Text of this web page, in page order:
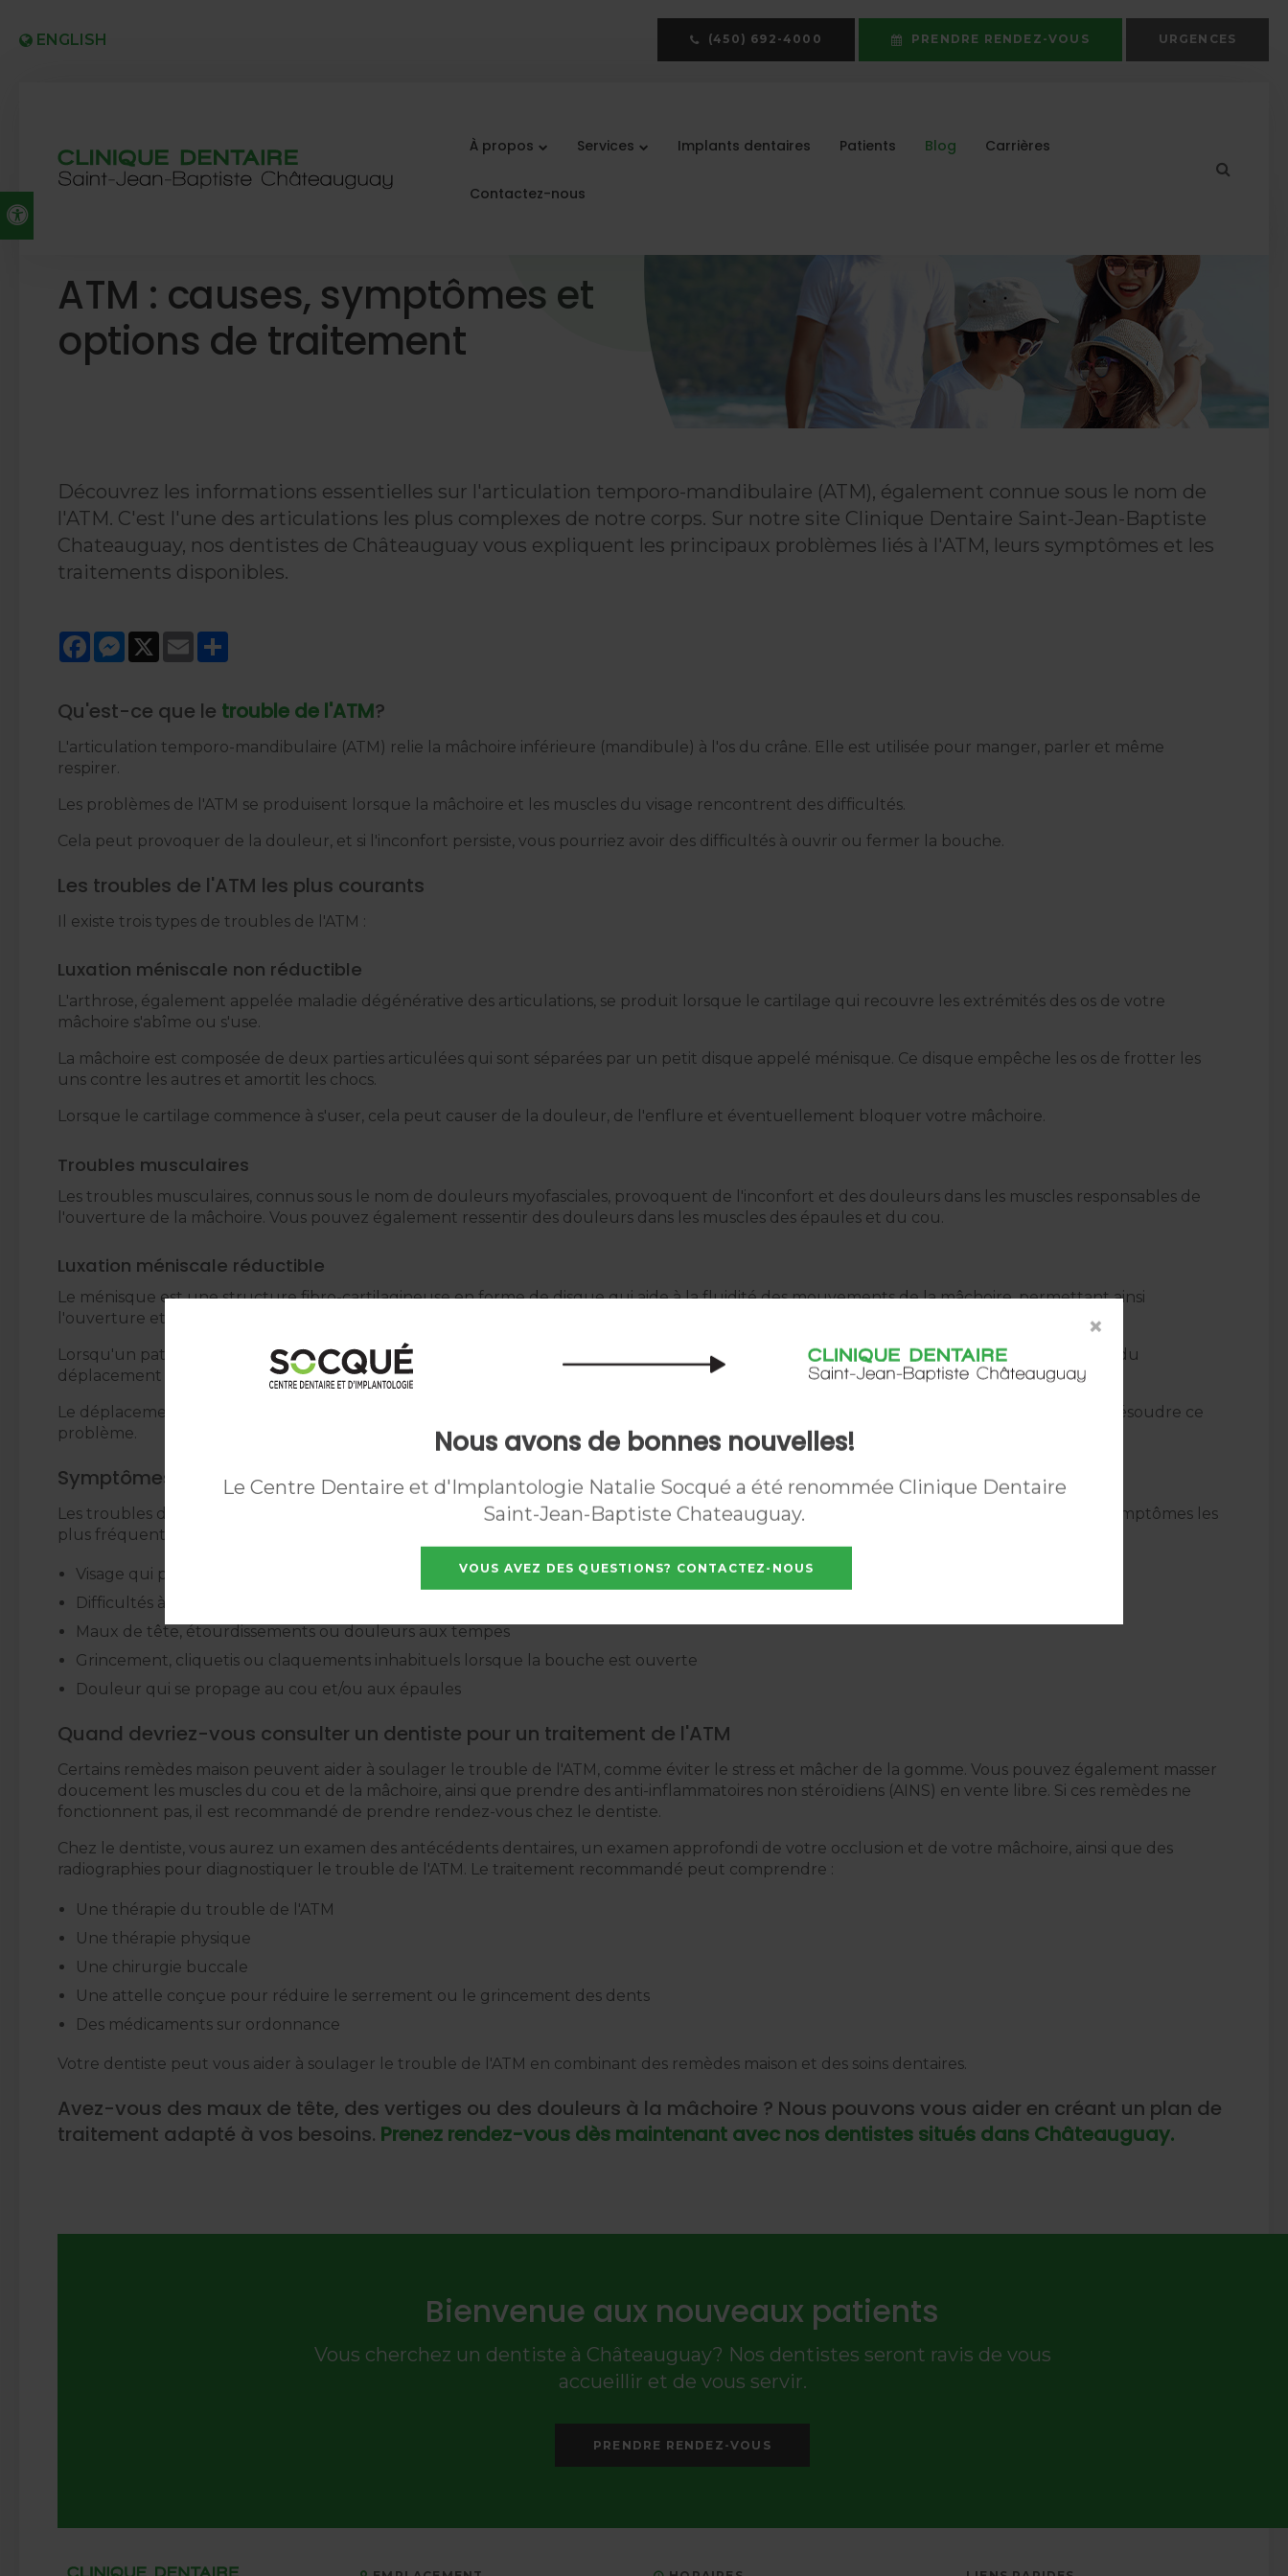
Version accessible
ENGLISH (450) 692-4000 PRENDRE RENDEZ-VOUS URGENCES
À propos Services Implants dentaires Patients Blog Carrières
Contactez-nous
ATM : causes, symptômes et
options de traitement
Découvrez les informations essentielles sur l'articulation temporo-mandibulaire (ATM), également connue sous le nom de
l'ATM. C'est l'une des articulations les plus complexes de notre corps. Sur notre site Clinique Dentaire Saint-Jean-Baptiste
Chateauguay, nos dentistes de Châteauguay vous expliquent les principaux problèmes liés à l'ATM, leurs symptômes et les
traitements disponibles.
FacebookMessenger
X Email
Qu'est-ce que le trouble de l'ATM?
L'articulation temporo-mandibulaire (ATM) relie la mâchoire inférieure (mandibule) à l'os du crâne. Elle est utilisée pour manger, parler et même
respirer.
Les problèmes de l'ATM se produisent lorsque la mâchoire et les muscles du visage rencontrent des difficultés.
Cela peut provoquer de la douleur, et si l'inconfort persiste, vous pourriez avoir des difficultés à ouvrir ou fermer la bouche.
Les troubles de l'ATM les plus courants
Il existe trois types de troubles de l'ATM :
Luxation méniscale non réductible
L'arthrose, également appelée maladie dégénérative des articulations, se produit lorsque le cartilage qui recouvre les extrémités des os de votre
mâchoire s'abîme ou s'use.
La mâchoire est composée de deux parties articulées qui sont séparées par un petit disque appelé ménisque. Ce disque empêche les os de frotter les
uns contre les autres et amortit les chocs.
Lorsque le cartilage commence à s'user, cela peut causer de la douleur, de l'enflure et éventuellement bloquer votre mâchoire.
Troubles musculaires
Les troubles musculaires, connus sous le nom de douleurs myofasciales, provoquent de l'inconfort et des douleurs dans les muscles responsables de
l'ouverture de la mâchoire. Vous pouvez également ressentir des douleurs dans les muscles des épaules et du cou.
Luxation méniscale réductible
Le ménisque est une structure fibro-cartilagineuse en forme de disque qui aide à la fluidité des mouvements de la mâchoire, permettant ainsi
l'ouverture et la fermeture de la bouche. Il joue également un rôle crucial en amortissant les chocs pendant les mouvements.
Lorsqu'un patient présente une luxation méniscale réductible, cela perturbe ou déséquilibre le fonctionnement de la mâchoire en raison du
déplacement du ménisque ou d'une blessure osseuse.
Le déplacement du ménisque peut causer des dommages graves. Malheureusement, il n'existe pas encore de solution chirurgicale pour résoudre ce
problème.
Symptômes du trouble de l'ATM
Les troubles de l'ATM provoquent des douleurs au niveau de la mâchoire, du visage et des zones avoisinantes, y compris l'oreille. Voici les symptômes les
plus fréquents :
Visage qui présente des ecchymoses ou qui est enflé
Difficultés à ouvrir, fermer ou serrer la mâchoire
Maux de tête, étourdissements ou douleurs aux tempes
Grincement, cliquetis ou claquements inhabituels lorsque la bouche est ouverte
Douleur qui se propage au cou et/ou aux épaules
Quand devriez-vous consulter un dentiste pour un traitement de l'ATM
Certains remèdes maison peuvent aider à soulager le trouble de l'ATM, comme éviter le stress et mâcher de la gomme. Vous pouvez également masser
doucement les muscles du cou et de la mâchoire, ainsi que prendre des anti-inflammatoires non stéroïdiens (AINS) en vente libre. Si ces remèdes ne
fonctionnent pas, il est recommandé de prendre rendez-vous chez le dentiste.
Chez le dentiste, vous aurez un examen des antécédents dentaires, un examen approfondi de votre occlusion et de votre mâchoire, ainsi que des
radiographies pour diagnostiquer le trouble de l'ATM. Le traitement recommandé peut comprendre :
Une thérapie du trouble de l'ATM
Une thérapie physique
Une chirurgie buccale
Une attelle conçue pour réduire le serrement ou le grincement des dents
Des médicaments sur ordonnance
Votre dentiste peut vous aider à soulager le trouble de l'ATM en combinant des remèdes maison et des soins dentaires.
Avez-vous des maux de tête, des vertiges ou des douleurs à la mâchoire ? Nous pouvons vous aider en créant un plan de
traitement adapté à vos besoins. Prenez rendez-vous dès maintenant avec nos dentistes situés dans Châteauguay.
Bienvenue aux nouveaux patients
Vous cherchez un dentiste à Châteauguay? Nos dentistes seront ravis de vous
accueillir et de vous servir.
PRENDRE RENDEZ-VOUS
×
Nous avons de bonnes nouvelles!
Le Centre Dentaire et d'Implantologie Natalie Socqué a été renommée Clinique Dentaire
Saint-Jean-Baptiste Chateauguay.
VOUS AVEZ DES QUESTIONS? CONTACTEZ-NOUS